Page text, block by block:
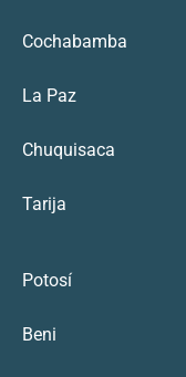
Cochabamba
La Paz
Chuquisaca
Tarija
Potosí
Beni